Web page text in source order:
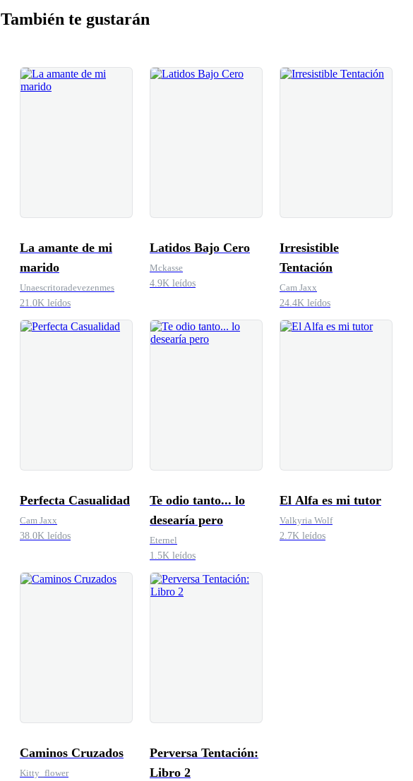
También te gustarán
La amante de mi
marido
Unaescritoradevezenmes
21.0K leídos
Latidos Bajo Cero
Mckasse
4.9K leídos
Irresistible
Tentación
Cam Jaxx
24.4K leídos
Perfecta Casualidad
Cam Jaxx
38.0K leídos
Te odio tanto... lo
desearía pero
Eternel
1.5K leídos
El Alfa es mi tutor
Valkyria Wolf
2.7K leídos
Caminos Cruzados
Kitty_flower
Perversa Tentación:
Libro 2